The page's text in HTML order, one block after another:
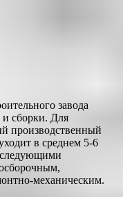
завода
и сборки. Для
производственный
в среднем 5-6
следующими
механическим.